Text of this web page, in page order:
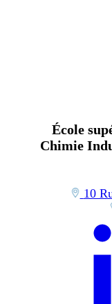
École
Chimie
10